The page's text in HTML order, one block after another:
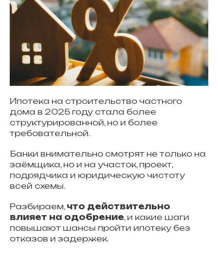
Ипотека на строительство частного
дома в 2025 году стала более
структурированной, но и более
требовательной.
Банки внимательно смотрят не только на
заёмщика, но и на участок, проект,
подрядчика и юридическую чистоту
всей схемы.
Разбираем, что действительно
влияет на одобрение, и какие шаги
повышают шансы пройти ипотеку без
отказов и задержек.